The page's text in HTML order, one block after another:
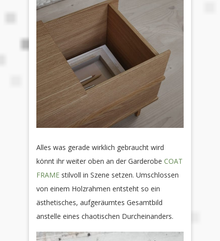
Alles was gerade wirklich gebraucht wird
könnt ihr weiter oben an der Garderobe COAT
FRAME stilvoll in Szene setzen. Umschlossen
von einem Holzrahmen entsteht so ein
ästhetisches, aufgeräumtes Gesamtbild
anstelle eines chaotischen Durcheinanders.